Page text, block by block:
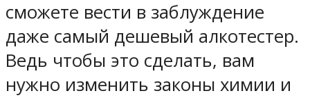
сможете вести в заблуждение
даже самый дешевый алкотестер.
Ведь чтобы это сделать, вам
нужно изменить законы химии и